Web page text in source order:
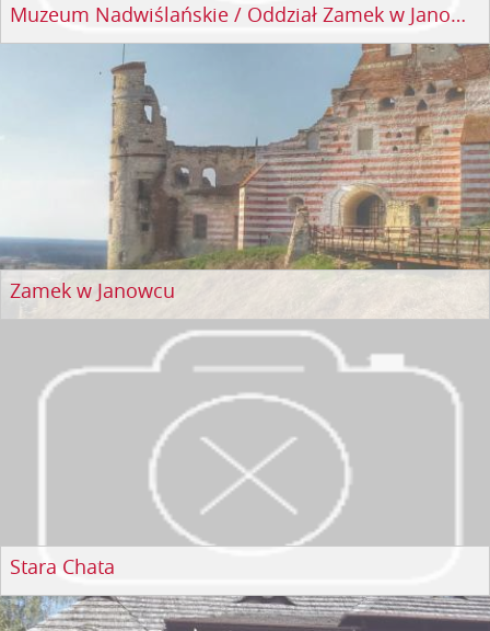
Muzeum Nadwiślańskie / Oddział Zamek w Janowcu
Zamek w Janowcu
Stara Chata